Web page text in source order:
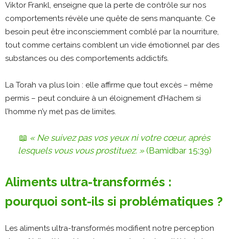
Viktor Frankl, enseigne que la perte de contrôle sur nos
comportements révèle une quête de sens manquante. Ce
besoin peut être inconsciemment comblé par la nourriture,
tout comme certains comblent un vide émotionnel par des
substances ou des comportements addictifs​.
La Torah va plus loin : elle affirme que tout excès – même
permis – peut conduire à un éloignement d’Hachem si
l’homme n’y met pas de limites.
📖 « Ne suivez pas vos yeux ni votre cœur, après
lesquels vous vous prostituez. »(Bamidbar 15:39)
Aliments ultra-transformés :
pourquoi sont-ils si problématiques ?
Les aliments ultra-transformés modifient notre perception